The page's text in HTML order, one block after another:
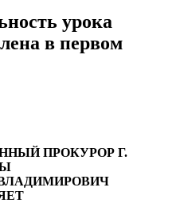
урока
в первом
ПРОКУРОР Г.